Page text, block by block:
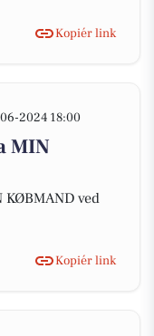
Kopiér link
2024 18:00
MIN
KØBMAND ved
Kopiér link